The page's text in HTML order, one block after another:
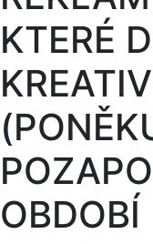
KTERÉ
OBDOBÍ